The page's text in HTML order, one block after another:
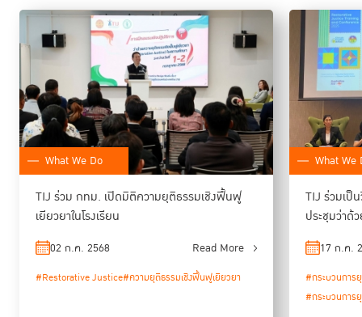
What We Do
TIJ ร่วม กทม. เปิดมิติความยุติธรรมเชิงฟื้นฟู
เยียวยาในโรงเรียน
02 ก.ค. 2568 Read More
#Restorative Justice#ความยุติธรรมเชิงฟื้นฟูเยียวยา
What We
TIJ ร่วมเป็
ประชุมว่าด้
เยียวยา
17 ก.ค.
#กระบวนการ
#กระบวนการ